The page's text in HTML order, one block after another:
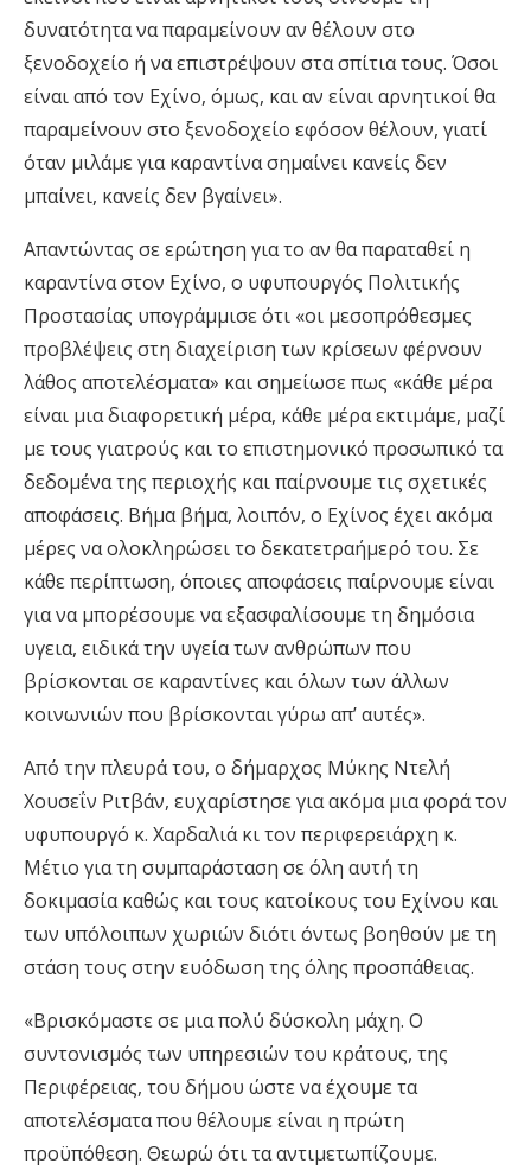
δυνατότητα να παραμείνουν αν θέλουν στο
ξενοδοχείο ή να επιστρέψουν στα σπίτια τους. Όσοι
είναι από τον Εχίνο, όμως, και αν είναι αρνητικοί θα
παραμείνουν στο ξενοδοχείο εφόσον θέλουν, γιατί
όταν μιλάμε για καραντίνα σημαίνει κανείς δεν
μπαίνει, κανείς δεν βγαίνει».
Απαντώντας σε ερώτηση για το αν θα παραταθεί η
καραντίνα στον Εχίνο, ο υφυπουργός Πολιτικής
Προστασίας υπογράμμισε ότι «οι μεσοπρόθεσμες
προβλέψεις στη διαχείριση των κρίσεων φέρνουν
λάθος αποτελέσματα» και σημείωσε πως «κάθε μέρα
είναι μια διαφορετική μέρα, κάθε μέρα εκτιμάμε, μαζί
με τους γιατρούς και το επιστημονικό προσωπικό τα
δεδομένα της περιοχής και παίρνουμε τις σχετικές
αποφάσεις. Βήμα βήμα, λοιπόν, ο Εχίνος έχει ακόμα
μέρες να ολοκληρώσει το δεκατετραήμερό του. Σε
κάθε περίπτωση, όποιες αποφάσεις παίρνουμε είναι
για να μπορέσουμε να εξασφαλίσουμε τη δημόσια
υγεια, ειδικά την υγεία των ανθρώπων που
βρίσκονται σε καραντίνες και όλων των άλλων
κοινωνιών που βρίσκονται γύρω απ’ αυτές».
Από την πλευρά του, ο δήμαρχος Μύκης Ντελή
Χουσεΐν Ριτβάν, ευχαρίστησε για ακόμα μια φορά τον
υφυπουργό κ. Χαρδαλιά κι τον περιφερειάρχη κ.
Μέτιο για τη συμπαράσταση σε όλη αυτή τη
δοκιμασία καθώς και τους κατοίκους του Εχίνου και
των υπόλοιπων χωριών διότι όντως βοηθούν με τη
στάση τους στην ευόδωση της όλης προσπάθειας.
«Βρισκόμαστε σε μια πολύ δύσκολη μάχη. Ο
συντονισμός των υπηρεσιών του κράτους, της
Περιφέρειας, του δήμου ώστε να έχουμε τα
αποτελέσματα που θέλουμε είναι η πρώτη
προϋπόθεση. Θεωρώ ότι τα αντιμετωπίζουμε.